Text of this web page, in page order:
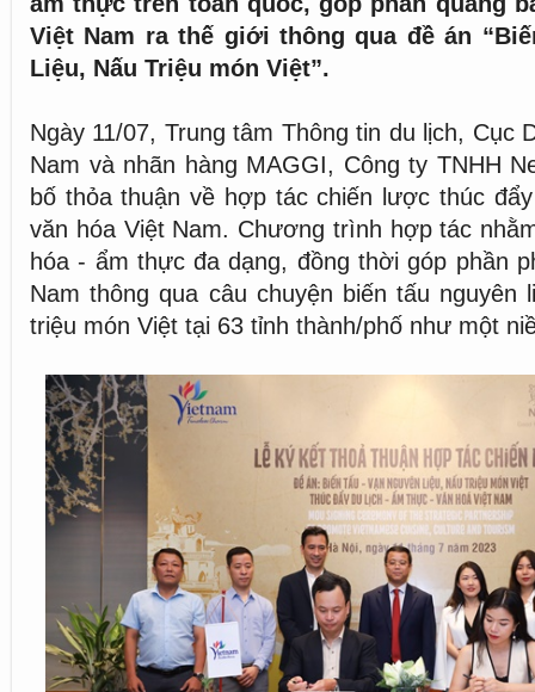
Việt Nam ra thế giới thông qua đề án
Liệu, Nấu Triệu món Việt”.
Ngày 11/07, Trung tâm Thông tin du lịch, Cục
Nam và nhãn hàng MAGGI, Công ty TNHH
bố thỏa thuận về hợp tác chiến lược thúc
văn hóa Việt Nam. Chương trình hợp tác
hóa - ẩm thực đa dạng, đồng thời góp phần
Nam thông qua câu chuyện biến tấu nguyên
triệu món Việt tại 63 tỉnh thành/phố như một